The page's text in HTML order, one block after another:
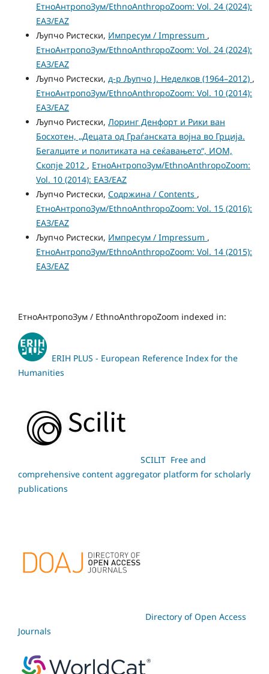
ЕтноАнтропоЗум/EthnoAnthropoZoom: Vol. 24 (2024):
ЕАЗ/EAZ
Љупчо Ристески, Импресум / Impressum ,
ЕтноАнтропоЗум/EthnoAnthropoZoom: Vol. 24 (2024):
ЕАЗ/EAZ
Љупчо Ристески, д-р Љупчо Ј. Неделков (1964–2012) ,
ЕтноАнтропоЗум/EthnoAnthropoZoom: Vol. 10 (2014):
ЕАЗ/EAZ
Љупчо Ристески, Лоринг Денфорт и Рики ван
Босхотен, „Децата од Граѓанската војна во Грција.
Бегалците и политиката на сеќавањето“, ИОМ,
Скопје 2012 , ЕтноАнтропоЗум/EthnoAnthropoZoom:
Vol. 10 (2014): ЕАЗ/EAZ
Љупчо Ристески, Содржина / Contents ,
ЕтноАнтропоЗум/EthnoAnthropoZoom: Vol. 15 (2016):
ЕАЗ/EAZ
Љупчо Ристески, Импресум / Impressum ,
ЕтноАнтропоЗум/EthnoAnthropoZoom: Vol. 14 (2015):
ЕАЗ/EAZ
ЕтноАнтропоЗум / EthnoAnthropoZoom indexed in:
ERIH PLUS - European Reference Index for the
Humanities
SCILIT Free and
comprehensive content aggregator platform for scholarly
publications
Directory of Open Access
Journals